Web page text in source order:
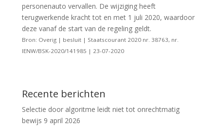
personenauto vervallen. De wijziging heeft
terugwerkende kracht tot en met 1 juli 2020, waardoor
deze vanaf de start van de regeling geldt.
Bron: Overig | besluit | Staatscourant 2020 nr. 38763, nr.
IENW/BSK-2020/141985 | 23-07-2020
Recente berichten
Selectie door algoritme leidt niet tot onrechtmatig
bewijs 9 april 2026